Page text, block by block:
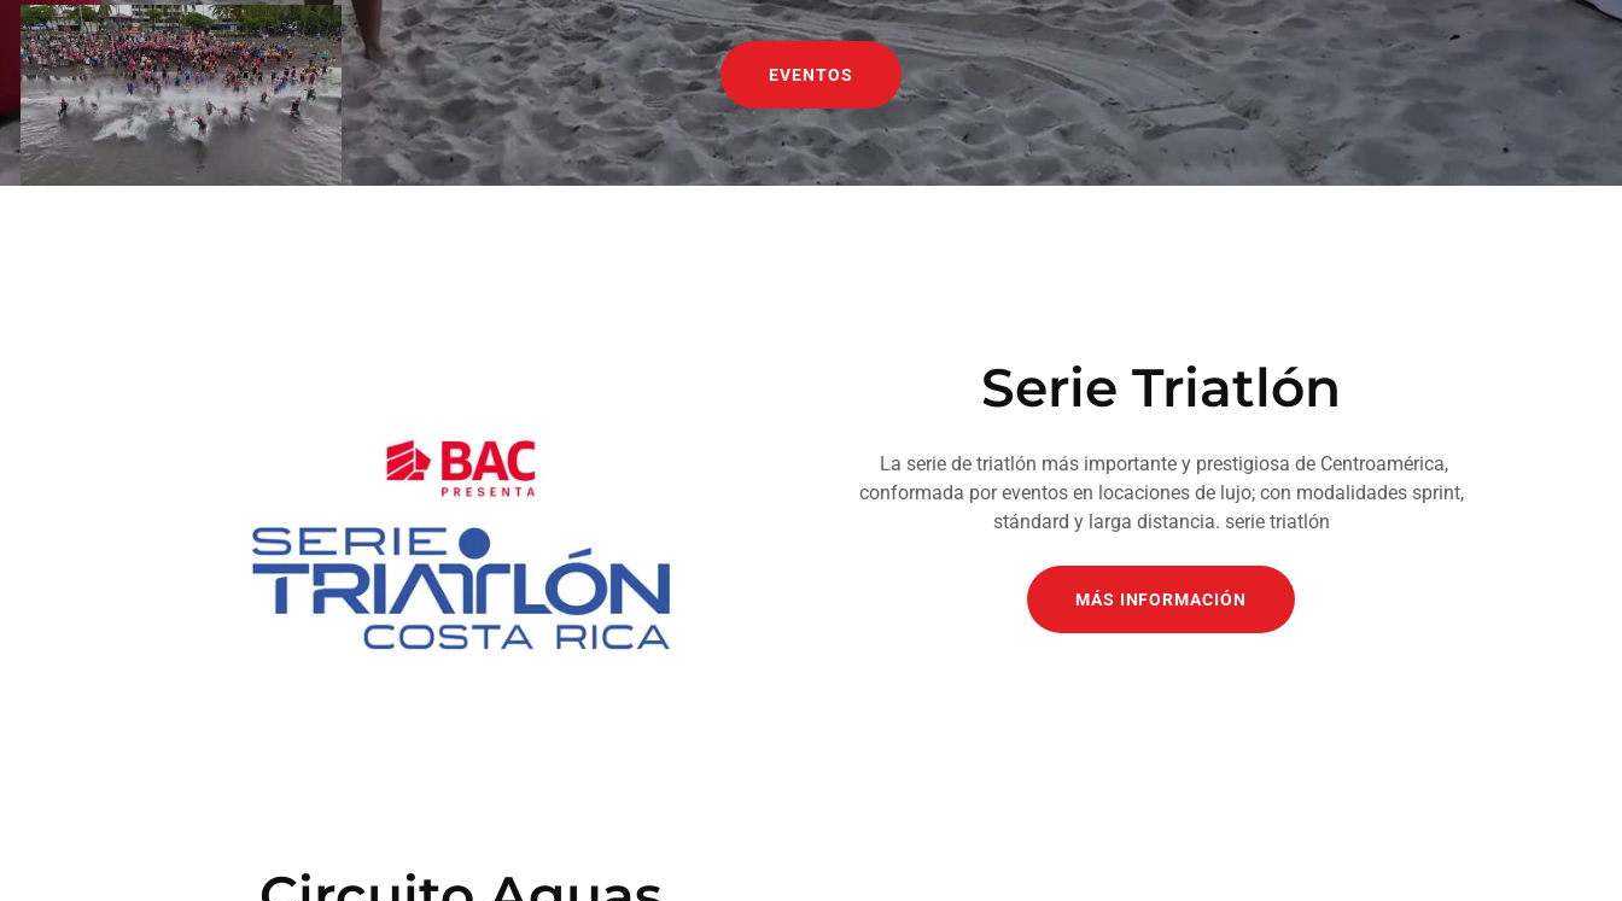
EVENTOS
Serie Triatlón
La serie de triatlón más importante y prestigiosa de Centroamérica,
conformada por eventos en locaciones de lujo; con modalidades sprint,
stándard y larga distancia. serie triatlón
MÁS INFORMACIÓN